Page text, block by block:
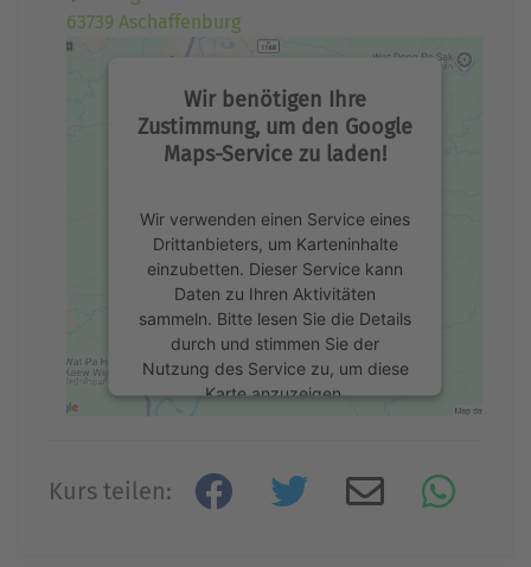
63739 Aschaffenburg
Wir benötigen Ihre
Zustimmung, um den Google
Maps-Service zu laden!
Wir verwenden einen Service eines
Drittanbieters, um Karteninhalte
einzubetten. Dieser Service kann
Daten zu Ihren Aktivitäten
sammeln. Bitte lesen Sie die Details
durch und stimmen Sie der
Nutzung des Service zu, um diese
Karte anzuzeigen.
Kurs teilen: